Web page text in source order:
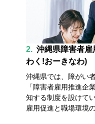
2. 沖縄県障害者雇
わく!おーきなわ)
沖縄県では、障がい
「障害者雇用推進企
知する制度を設けて
雇用促進と職場環境